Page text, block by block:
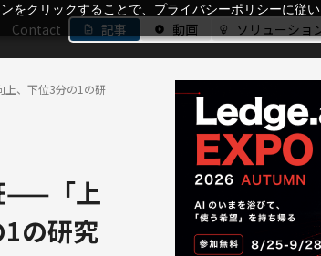
をクリックすることで、プライバシーポリシーに従
Contact 記事 動画 ソリューショ
上、下位3分の1の研
——「上
の研究